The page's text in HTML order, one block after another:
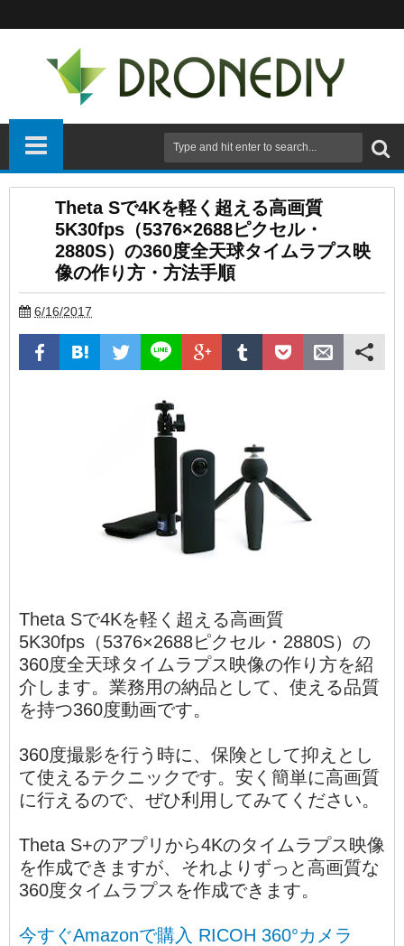
Theta Sで4Kを軽く超える高画質
5K30fps（5376×2688ピクセル・
2880S）の360度全天球タイムラプス映
像の作り方・方法手順
6/16/2017
Theta Sで4Kを軽く超える高画質
5K30fps（5376×2688ピクセル・2880S）の
360度全天球タイムラプス映像の作り方を紹
介します。業務用の納品として、使える品質
を持つ360度動画です。
360度撮影を行う時に、保険として抑えとし
て使えるテクニックです。安く簡単に高画質
に行えるので、ぜひ利用してみてください。
Theta S+のアプリから4Kのタイムラプス映像
を作成できますが、それよりずっと高画質な
360度タイムラプスを作成できます。
今すぐAmazonで購入 RICOH 360°カメラ